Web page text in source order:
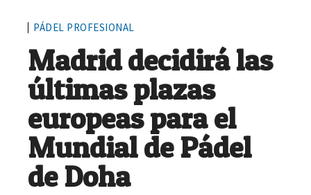
PÁDEL PROFESIONAL
Madrid decidirá las
últimas plazas
europeas para el
Mundial de Pádel
de Doha